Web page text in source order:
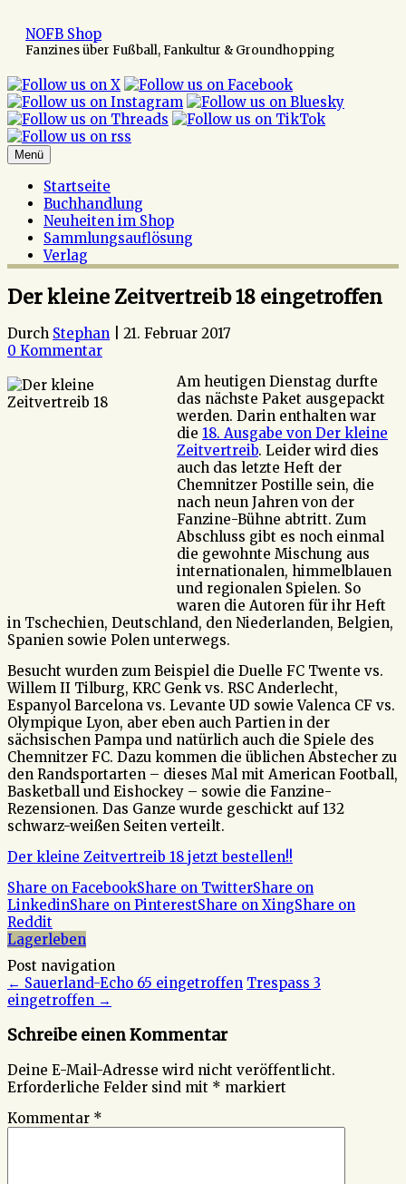
Inhalt
springen
NOFB Shop
Fanzines über Fußball, Fankultur & Groundhopping
Menü
Startseite
Buchhandlung
Neuheiten im Shop
Sammlungsauflösung
Verlag
Der kleine Zeitvertreib 18 eingetroffen
Durch Stephan
21. Februar 2017
0 Kommentar
Am heutigen Dienstag durfte
das nächste Paket ausgepackt
werden. Darin enthalten war
die 18. Ausgabe von Der kleine
Zeitvertreib. Leider wird dies
auch das letzte Heft der
Chemnitzer Postille sein, die
nach neun Jahren von der
Fanzine-Bühne abtritt. Zum
Abschluss gibt es noch einmal
die gewohnte Mischung aus
internationalen, himmelblauen
und regionalen Spielen. So
waren die Autoren für ihr Heft
in Tschechien, Deutschland, den Niederlanden, Belgien,
Spanien sowie Polen unterwegs.
Besucht wurden zum Beispiel die Duelle FC Twente vs.
Willem II Tilburg, KRC Genk vs. RSC Anderlecht,
Espanyol Barcelona vs. Levante UD sowie Valenca CF vs.
Olympique Lyon, aber eben auch Partien in der
sächsischen Pampa und natürlich auch die Spiele des
Chemnitzer FC. Dazu kommen die üblichen Abstecher zu
den Randsportarten – dieses Mal mit American Football,
Basketball und Eishockey – sowie die Fanzine-
Rezensionen. Das Ganze wurde geschickt auf 132
schwarz-weißen Seiten verteilt.
Der kleine Zeitvertreib 18 jetzt bestellen!!
Share on FacebookShare on TwitterShare on
LinkedinShare on PinterestShare on XingShare on
Reddit
Lagerleben
Post navigation
← Sauerland-Echo 65 eingetroffen Trespass 3
eingetroffen →
Schreibe einen Kommentar
Deine E-Mail-Adresse wird nicht veröffentlicht.
Erforderliche Felder sind mit * markiert
Kommentar *